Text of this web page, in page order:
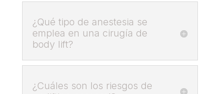
¿Qué tipo de anestesia se
emplea en una cirugía de
body lift?
¿Cuáles son los riesgos de